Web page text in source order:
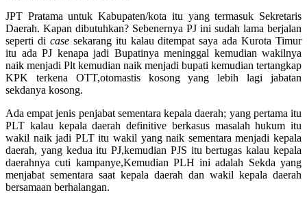
JPT Pratama untuk Kabupaten/kota itu yang termasuk Sekretaris
Daerah. Kapan dibutuhkan? Sebenernya PJ ini sudah lama berjalan
seperti di casesekarang itu kalau ditempat saya ada Kurota Timur
itu ada PJ kenapa jadi Bupatinya meninggal kemudian wakilnya
naik menjadi Plt kemudian naik menjadi bupati kemudian tertangkap
KPK terkena OTT,otomastis kosong yang lebih lagi jabatan
sekdanya kosong.
Ada empat jenis penjabat sementara kepala daerah; yang pertama itu
PLT kalau kepala daerah definitive berkasus masalah hukum itu
wakil naik jadi PLT itu wakil yang naik sementara menjadi kepala
daerah, yang kedua itu PJ,kemudian PJS itu bertugas kalau kepala
daerahnya cuti kampanye,Kemudian PLH ini adalah Sekda yang
menjabat sementara saat kepala daerah dan wakil kepala daerah
bersamaan berhalangan.